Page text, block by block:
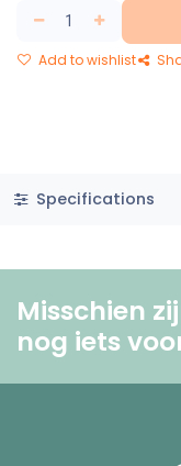
Add to wishlist
Specifications
Misschien
nog iets